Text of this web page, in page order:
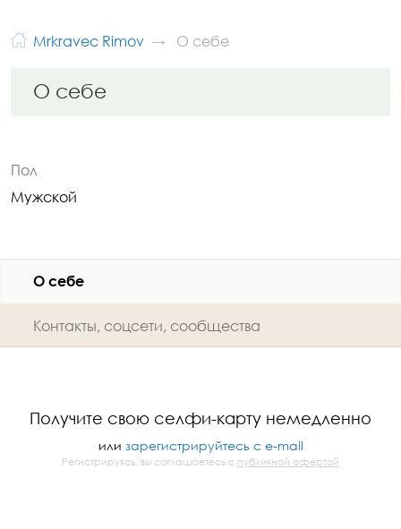
Mrkravec Rimov О себе
О себе
Пол
Мужской
О себе
Контакты, соцсети, сообщества
Получите свою селфи-карту немедленно
или зарегистрируйтесь с e-mail
Регистрируясь, вы соглашаетесь с публичной офертой